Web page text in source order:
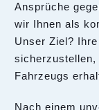
Ansprüche
wir Ihnen als
Unser Ziel?
sicherzustellen,
Fahrzeugs
Nach einem